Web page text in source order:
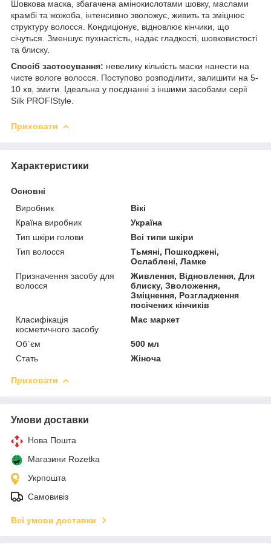
Шовкова маска, збагачена амінокислотами шовку, маслами
крамбі та жожоба, інтенсивно зволожує, живить та зміцнює
структуру волосся. Кондиціонує, відновлює кінчики, що
січуться. Зменшує пухнастість, надає гладкості, шовковистості
та блиску.
Спосіб застосування: невелику кількість маски нанести на
чисте вологе волосся. Поступово розподілити, залишити на 5-
10 хв, змити. Ідеальна у поєднанні з іншими засобами серії
Silk PROFIStyle.
Приховати
Характеристики
Основні
Виробник
Вікі
Країна виробник
Україна
Тип шкіри голови
Всі типи шкіри
Тип волосся
Тьмяні, Пошкоджені,
Ослаблені, Ламке
Призначення засобу для
волосся
Живлення, Відновлення, Для
блиску, Зволоження,
Зміцнення, Розгладження
посічених кінчиків
Класифікація
косметичного засобу
Мас маркет
Об`єм
500 мл
Стать
Жіноча
Приховати
Умови доставки
Нова Пошта
Магазини Rozetka
Укрпошта
Самовивіз
Всі умови доставки